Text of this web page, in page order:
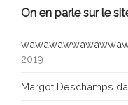
On en parle sur le
2019
Margot Deschamps